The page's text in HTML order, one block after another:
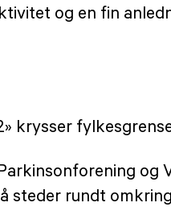
og en fin
krysser
steder rundt